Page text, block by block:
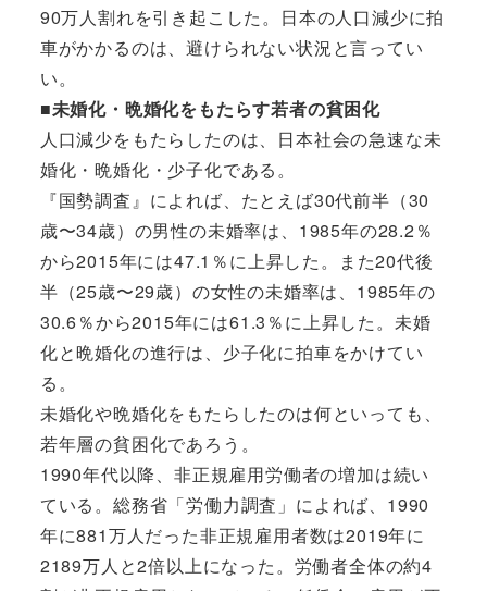
90万人割れを引き起こした。日本の人口減少に拍
車がかかるのは、避けられない状況と言ってい
い。
■未婚化・晩婚化をもたらす若者の貧困化
人口減少をもたらしたのは、日本社会の急速な未
婚化・晩婚化・少子化である。
『国勢調査』によれば、たとえば30代前半（30
歳〜34歳）の男性の未婚率は、1985年の28.2％
から2015年には47.1％に上昇した。また20代後
半（25歳〜29歳）の女性の未婚率は、1985年の
30.6％から2015年には61.3％に上昇した。未婚
化と晩婚化の進行は、少子化に拍車をかけてい
る。
未婚化や晩婚化をもたらしたのは何といっても、
若年層の貧困化であろう。
1990年代以降、非正規雇用労働者の増加は続い
ている。総務省「労働力調査」によれば、1990
年に881万人だった非正規雇用者数は2019年に
2189万人と2倍以上になった。労働者全体の約4